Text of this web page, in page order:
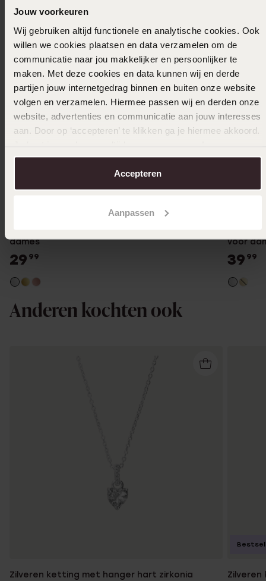
Jouw voorkeuren
Wij gebruiken altijd functionele en analytische cookies. Ook
willen we cookies plaatsen en data verzamelen om de
communicatie naar jou makkelijker en persoonlijker te
maken. Met deze cookies en data kunnen wij en derde
partijen jouw internetgedrag binnen en buiten onze website
volgen en verzamelen. Hiermee passen wij en derden onze
website, advertenties en communicatie aan jouw interesses
aan. Door op ‘accepteren’ te klikken ga je hiermee akkoord.
over in onscookiebeleid.
Accepteren
Aanpassen
dames
29 99
voor
39 99
Anderen kochten ook
Zilveren ketting met hanger hart zirkonia